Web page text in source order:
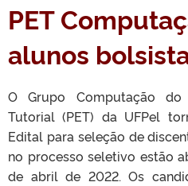
TELEFONES
PET
alunos
O Grupo Computação do
Tutorial (PET) da UFPel
Edital para seleção de
no processo seletivo estão
de abril de 2022. Os